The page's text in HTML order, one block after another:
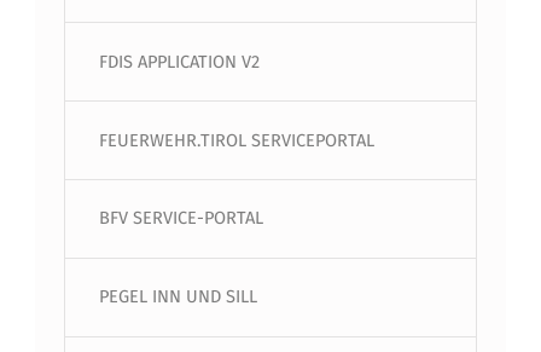
FDIS APPLICATION V2
FEUERWEHR.TIROL SERVICEPORTAL
BFV SERVICE-PORTAL
PEGEL INN UND SILL